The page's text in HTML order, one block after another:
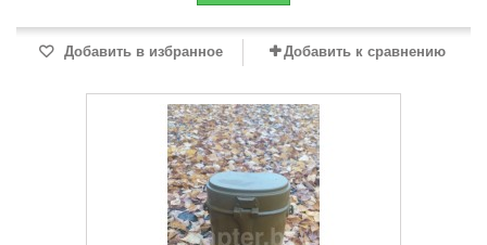
Добавить в избранное Добавить к сравнению